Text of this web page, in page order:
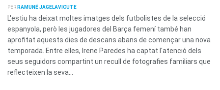
PER RAMUNÉ JAGELAVICUTE
L'estiu ha deixat moltes imatges dels futbolistes de la selecció
espanyola, però les jugadores del Barça femení també han
aprofitat aquests dies de descans abans de començar una nova
temporada. Entre elles, Irene Paredes ha captat l'atenció dels
seus seguidors compartint un recull de fotografies familiars que
reflecteixen la seva...